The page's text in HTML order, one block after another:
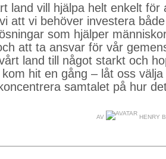
land vill hjälpa helt enkelt för
att vi behöver investera
som hjälper
att ta ansvar för vår
land till något starkt och
hit en gång – låt oss
samtalet på hur
AV HENRY